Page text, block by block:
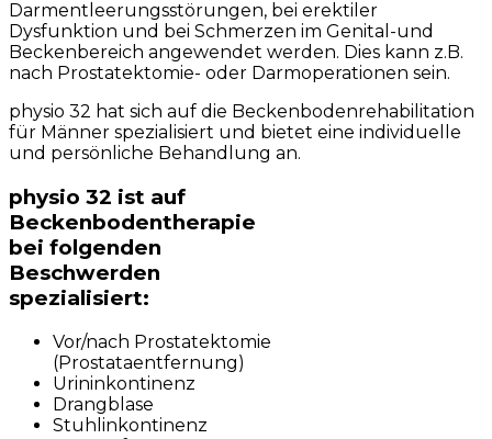
Darmentleerungsstörungen, bei erektiler
Dysfunktion und bei Schmerzen im Genital-und
Beckenbereich angewendet werden. Dies kann z.B.
nach Prostatektomie- oder Darmoperationen sein.
physio 32 hat sich auf die Beckenbodenrehabilitation
für Männer spezialisiert und bietet eine individuelle
und persönliche Behandlung an.
physio 32 ist auf
Beckenbodentherapie
bei folgenden
Beschwerden
spezialisiert:
Vor/nach Prostatektomie
(Prostataentfernung)
Urininkontinenz
Drangblase
Stuhlinkontinenz